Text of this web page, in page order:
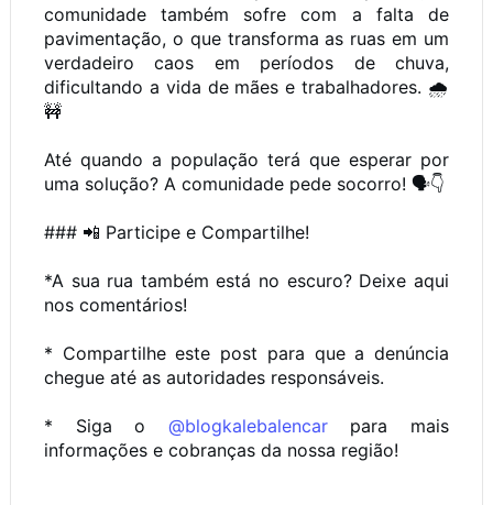
comunidade também sofre com a falta de
pavimentação, o que transforma as ruas em um
verdadeiro caos em períodos de chuva,
dificultando a vida de mães e trabalhadores. 🌧️
🚧
Até quando a população terá que esperar por
uma solução? A comunidade pede socorro! 🗣️👇
### 📲 Participe e Compartilhe!
*A sua rua também está no escuro? Deixe aqui
nos comentários!
* Compartilhe este post para que a denúncia
chegue até as autoridades responsáveis.
* Siga o @blogkalebalencarpara mais
informações e cobranças da nossa região!